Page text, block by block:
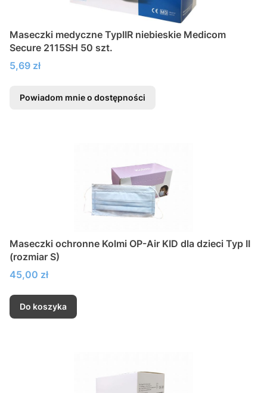
Maseczki medyczne TypIIR niebieskie Medicom
Secure 2115SH 50 szt.
Cena
5,69 zł
Powiadom mnie o dostępności
Maseczki ochronne Kolmi OP-Air KID dla dzieci Typ II
(rozmiar S)
Cena
45,00 zł
Do koszyka